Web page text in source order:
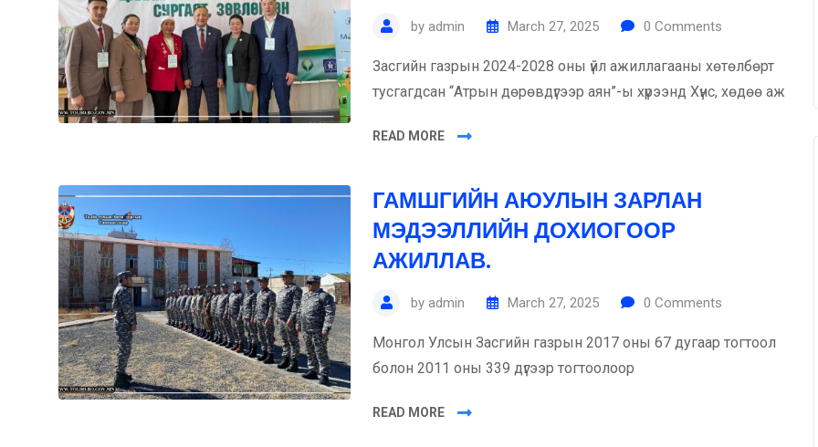
byadmin March 27, 2025 0 Comments
Засгийн газрын 2024-2028 оны үйл ажиллагааны хөтөлбөрт
тусгагдсан “Атрын дөрөвдүгээр аян”-ы хүрээнд Хүнс, хөдөө аж
READ MORE
ГАМШГИЙН АЮУЛЫН ЗАРЛАН
МЭДЭЭЛЛИЙН ДОХИОГООР
АЖИЛЛАВ.
byadmin March 27, 2025 0 Comments
Монгол Улсын Засгийн газрын 2017 оны 67 дугаар тогтоол
болон 2011 оны 339 дүгээр тогтоолоор
READ MORE